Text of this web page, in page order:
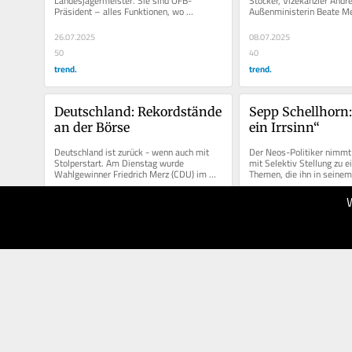
Präsident – alles Funktionen, wo
unglaublich viel reale mit symbolischer...
26.07.2025
50
trend.
Außenministerin Beate
08.07.2025
40
trend.
Deutschland: Rekordstände
an der Börse
Deutschland ist zurück - wenn auch mit
Stolperstart. Am Dienstag wurde
Wahlgewinner Friedrich Merz (CDU) im
zweiten Anlauf und zweieinhalb Monate...
Sepp
ein Irrsinn“
Der Neos-Politiker
mit Selektiv Stellung zu
Themen, die ihn in
aktuell beschäftigen. Der